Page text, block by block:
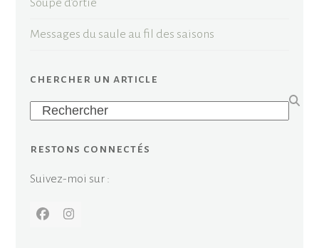
Soupe d’ortie
Messages du saule au fil des saisons
chercher un article
Search
restons connectés
Suivez-moi sur :
FacebookInstagram